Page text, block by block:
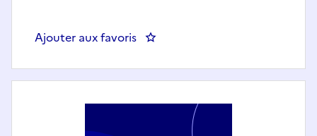
Ajouter aux favoris : GARDIEN DE POLICE